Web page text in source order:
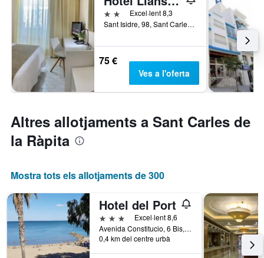
2 estrellesExcel·lent 8,3
Sant Isidre, 98, Sant Carles de la Ràpita, Catalunya, Espanya
75 €
Ves a l'oferta
Altres allotjaments a Sant Carles de
la Ràpita
Mostra tots els allotjaments de 300
Hotel del Port
3 estrellesExcel·lent 8,6
Avenida Constitucio, 6 Bis, Sant Carles de la Ràpita, Catalunya, Espanya
0,4 km del centre urbà